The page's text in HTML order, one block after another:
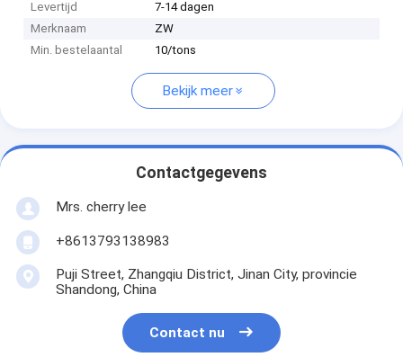
Levertijd
7-14 dagen
Merknaam
ZW
Min. bestelaantal
10/tons
Bekijk meer
Contactgegevens
Mrs. cherry lee
+8613793138983
Puji Street, Zhangqiu District, Jinan City, provincie
Shandong, China
Contact nu